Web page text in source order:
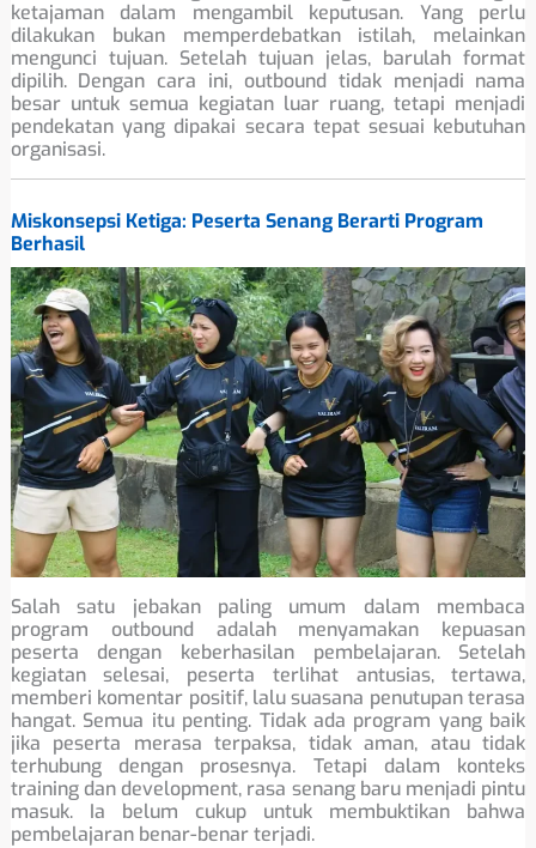
ketajaman dalam mengambil keputusan. Yang perlu
dilakukan bukan memperdebatkan istilah, melainkan
mengunci tujuan. Setelah tujuan jelas, barulah format
dipilih. Dengan cara ini, outbound tidak menjadi nama
besar untuk semua kegiatan luar ruang, tetapi menjadi
pendekatan yang dipakai secara tepat sesuai kebutuhan
organisasi.
Miskonsepsi Ketiga: Peserta Senang Berarti Program
Berhasil
Salah satu jebakan paling umum dalam membaca
program outbound adalah menyamakan kepuasan
peserta dengan keberhasilan pembelajaran. Setelah
kegiatan selesai, peserta terlihat antusias, tertawa,
memberi komentar positif, lalu suasana penutupan terasa
hangat. Semua itu penting. Tidak ada program yang baik
jika peserta merasa terpaksa, tidak aman, atau tidak
terhubung dengan prosesnya. Tetapi dalam konteks
training dan development, rasa senang baru menjadi pintu
masuk. Ia belum cukup untuk membuktikan bahwa
pembelajaran benar-benar terjadi.